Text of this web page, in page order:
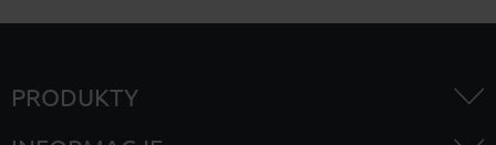
PRODUKTY